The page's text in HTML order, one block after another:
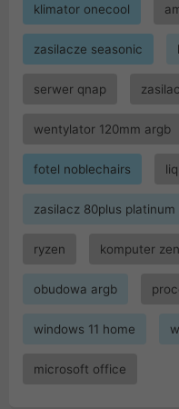
klimator onecool
zasilacze seasonic
serwer qnap
wentylator 120mm argb
fotel noblechairs
zasilacz 80plus platinum
ryzen komputer
obudowa argb
windows 11 home
microsoft office